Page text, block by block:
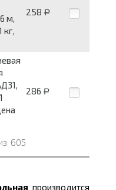
м,
кг,
258 Р
286 Р
605
производится